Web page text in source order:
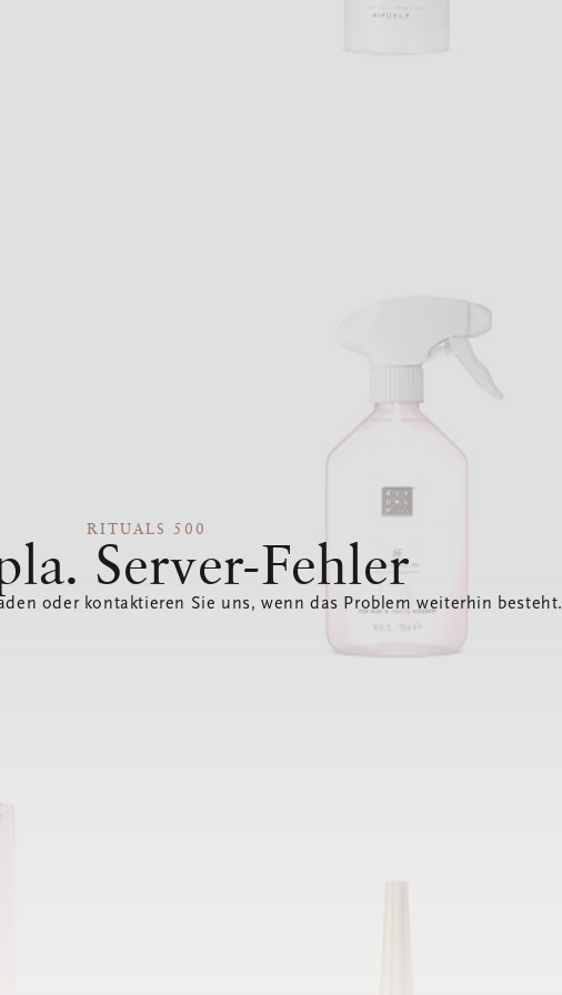
RITUALS 500
Server-Fehler
oder kontaktieren Sie uns, wenn das Problem weiterhin besteht.